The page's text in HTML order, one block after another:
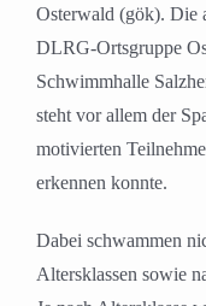
Osterwald (gök). Die
DLRG-Ortsgruppe
Schwimmhalle
steht vor allem der
motivierten
erkennen konnte.
Dabei schwammen
Altersklassen sowie